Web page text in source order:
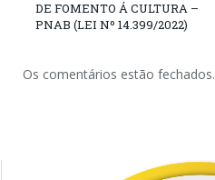
DE FOMENTO Á CULTURA –
PNAB (LEI Nº 14.399/2022)
Os comentários estão fechados.